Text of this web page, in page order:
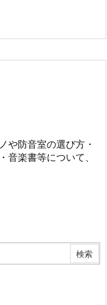
や防音室の選び方・
音楽書等について、